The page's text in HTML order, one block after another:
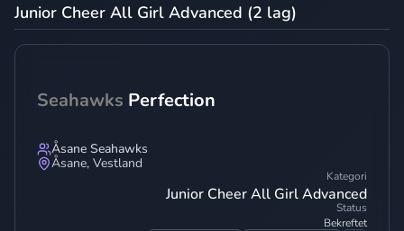
Junior Cheer All Girl Advanced (2 lag)
Seahawks Perfection
Åsane Seahawks
Åsane, Vestland
Kategori
Junior Cheer All Girl Advanced
Status
Bekreftet